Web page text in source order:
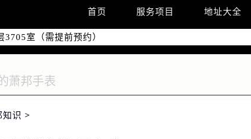
首页 服务项目 地址大全
中心D座11层1102室（需提前预约）
心26层2603室（需提前预约）
3705室（需提前预约）
写字楼8层806室（需提前预约）
号楼10层1008室（需提前预约）
号楼18层1803室（需提前预约）
知识 >